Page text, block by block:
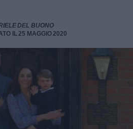
DEL BUONO
IL 25 MAGGIO 2020